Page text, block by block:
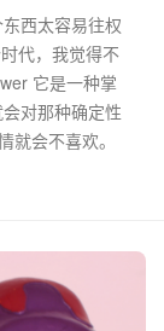
西太容易往权
代，我觉得不
它是一种掌
对那种确定性
就会不喜欢。